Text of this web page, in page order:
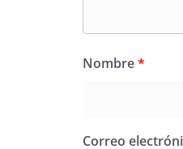
Nombre*
Correo